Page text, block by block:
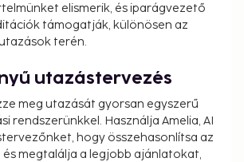
elismerik, és iparágvezető
támogatják, különösen az
terén.
utazástervezés
meg utazását gyorsan egyszerű
rendszerünkkel. Használja Amelia, AI
hogy összehasonlítsa az
megtalálja a legjobb ajánlatokat,